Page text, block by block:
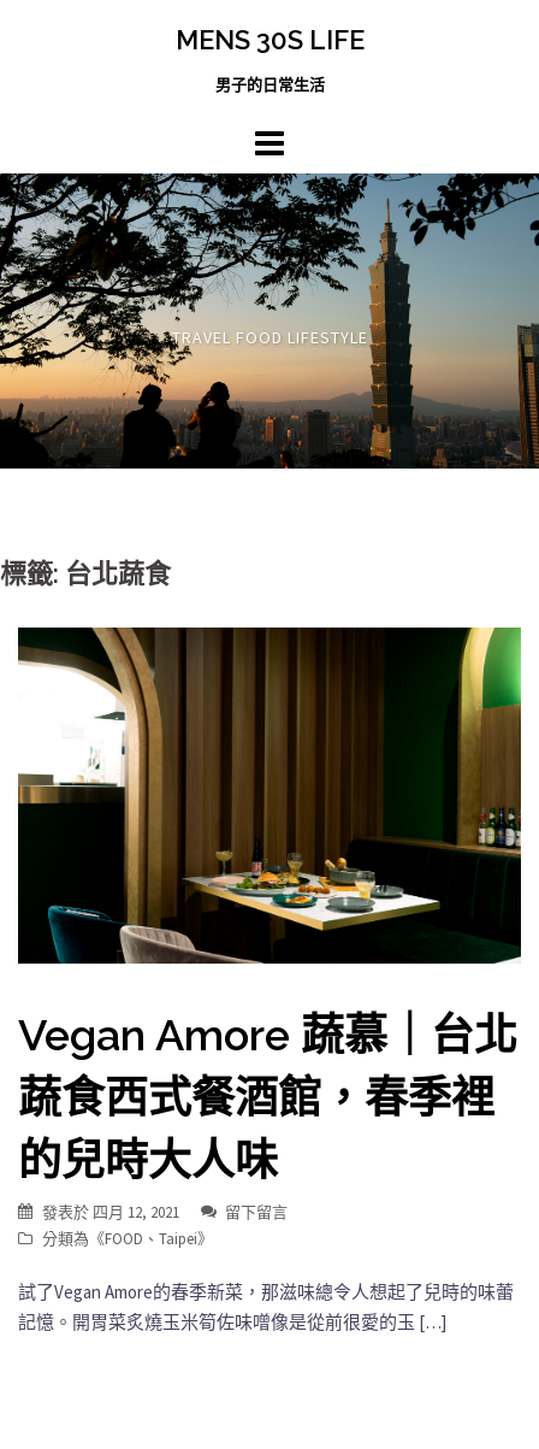
MENS 30S LIFE
男子的日常生活
TRAVEL FOOD LIFESTYLE
標籤: 台北蔬食
Vegan Amore 蔬慕｜台北
蔬食西式餐酒館，春季裡
的兒時大人味
發表於 四月 12, 2021
留下留言
分類為《FOOD 、 Taipei》
試了Vegan Amore的春季新菜，那滋味總令人想起了兒時的味蕾
記憶。開胃菜炙燒玉米筍佐味噌像是從前很愛的玉 […]